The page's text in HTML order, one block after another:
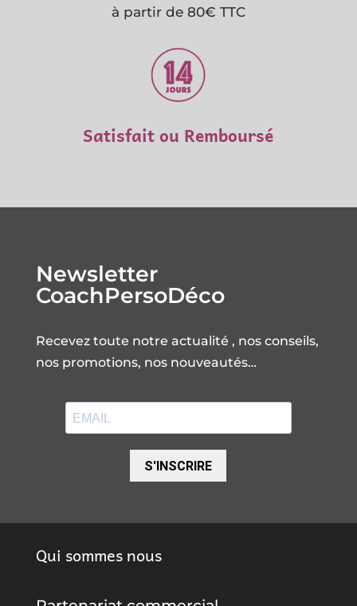
à partir de 80€ TTC
Satisfait ou Remboursé
Newsletter
CoachPersoDéco
Recevez toute notre actualité , nos conseils,
nos promotions, nos nouveautés…
S'INSCRIRE
Qui sommes nous